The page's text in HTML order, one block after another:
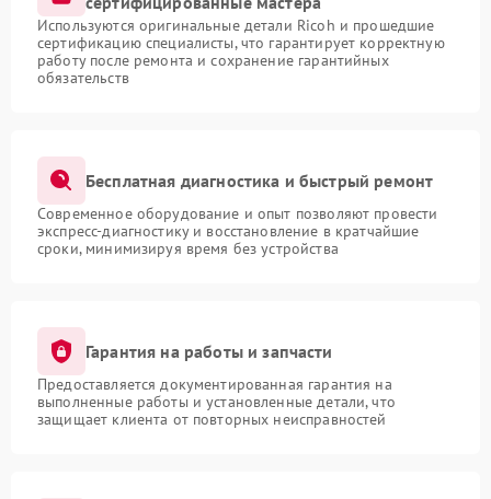
Используются оригинальные детали Ricoh и прошедшие
сертификацию специалисты, что гарантирует корректную
работу после ремонта и сохранение гарантийных
обязательств
Бесплатная диагностика и быстрый ремонт
Современное оборудование и опыт позволяют провести
экспресс-диагностику и восстановление в кратчайшие
сроки, минимизируя время без устройства
Гарантия на работы и запчасти
Предоставляется документированная гарантия на
выполненные работы и установленные детали, что
защищает клиента от повторных неисправностей